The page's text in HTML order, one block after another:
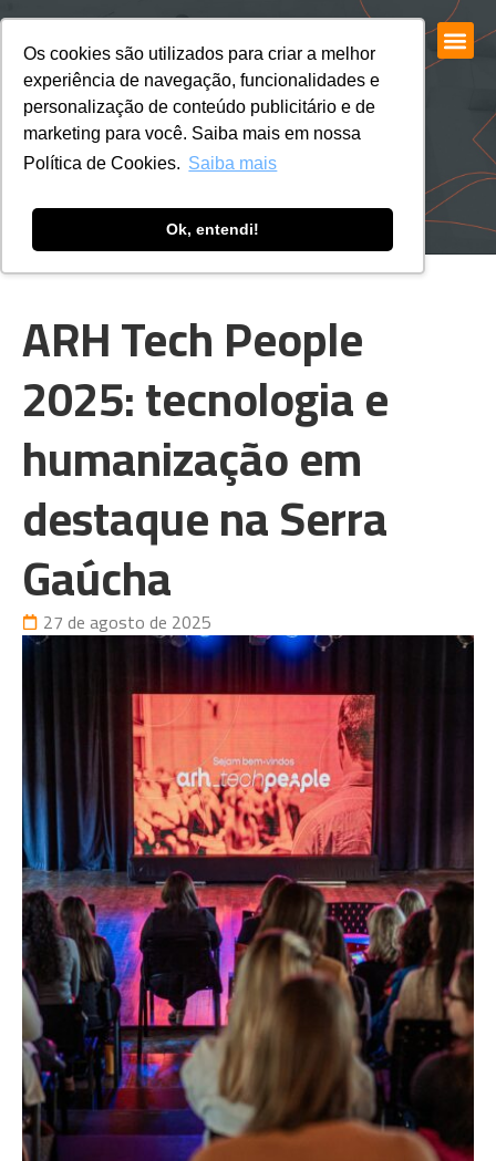
Os cookies são utilizados para criar a melhor
experiência de navegação, funcionalidades e
personalização de conteúdo publicitário e de
marketing para você. Saiba mais em nossa
Política de Cookies. Saiba mais
Ok, entendi!
ARH Tech People
2025: tecnologia e
humanização em
destaque na Serra
Gaúcha
27 de agosto de 2025